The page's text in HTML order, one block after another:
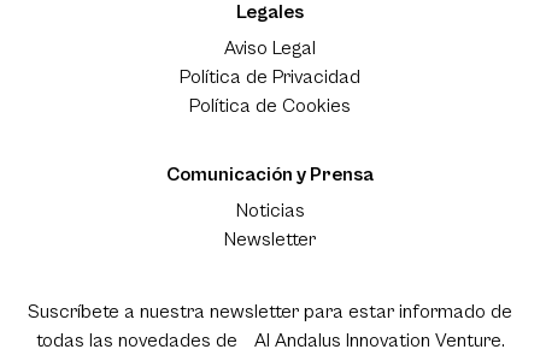
Legales
Aviso Legal
Política de Privacidad
Política de Cookies
Comunicación y Prensa
Noticias
Newsletter
Suscríbete a nuestra newsletter para estar informado de
todas las novedades de Al Andalus Innovation Venture.